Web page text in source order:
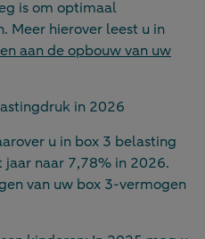
is om optimaal
Meer hierover leest u in
aan de opbouw van uw
in 2026
u in box 3 belasting
naar 7,78% in 2026.
van uw box 3-vermogen